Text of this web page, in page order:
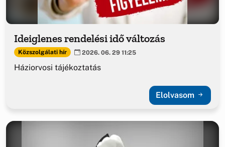
Ideiglenes rendelési idő változás
Közszolgálati hír 2026. 06. 29 11:25
Háziorvosi tájékoztatás
Elolvasom